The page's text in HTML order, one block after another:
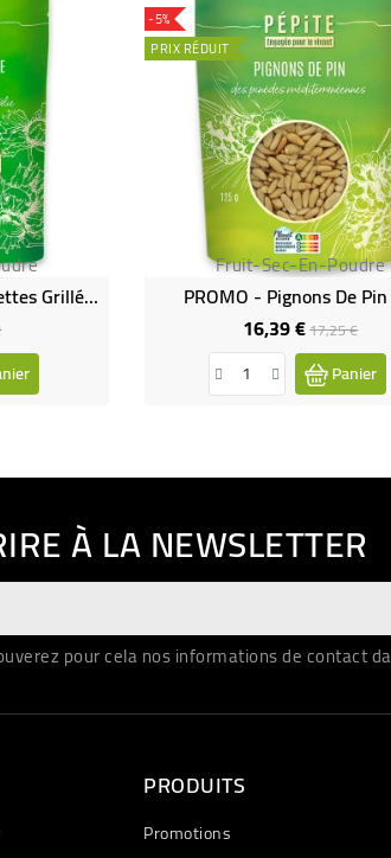
DATE DÉPASSÉE - Noisettes Grillées En Poudre Des Collines De Veterbo Bio
Prix
Fruit-Sec-En-Poudre
-5%
PRIX RÉDUIT
PROMO - Pignons De
16,39 €Prix
de
base
17,25 €Prix
Panier
À LA NEWSLETTER
pour cela nos informations de contact
PRODUITS
Promotions